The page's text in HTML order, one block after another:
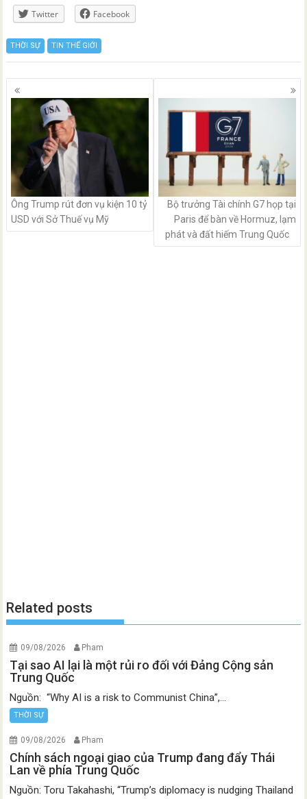
Twitter Facebook
THỜI SỰ TIN THẾ GIỚI
Posts
navigation
Ông Trump rút đơn vụ kiện 10 tỷ
USD với Sở Thuế vụ Mỹ
Bộ trưởng Tài chính G7 họp tại
Paris để bàn về Hormuz, lạm
phát và đất hiếm Trung Quốc
Related posts
09/08/2026 Pham
Tại sao AI lại là một rủi ro đối với Đảng Cộng sản
Trung Quốc
Nguồn: “Why AI is a risk to Communist China”,...
THỜI SỰ
09/08/2026 Pham
Chính sách ngoại giao của Trump đang đẩy Thái
Lan về phía Trung Quốc
Nguồn: Toru Takahashi, “Trump’s diplomacy is nudging Thailand